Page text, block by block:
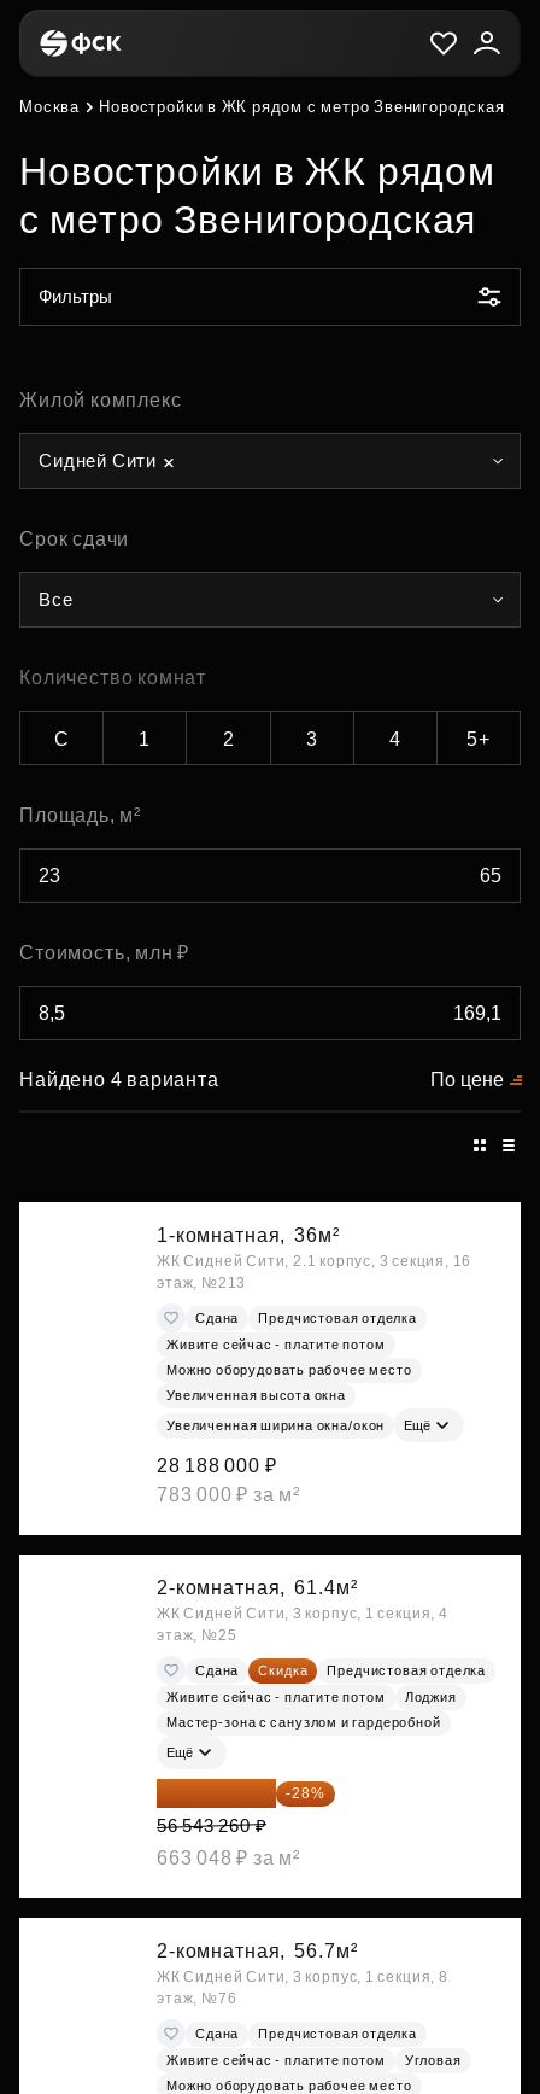
Москва Новостройки в ЖК рядом с метро Звенигородская
Новостройки в ЖК рядом
с метро Звенигородская
Фильтры
Жилой комплекс
Сидней Сити
Срок сдачи
Все
Количество комнат
С 1 2 3 4 5+
Площадь, м²
Стоимость, млн ₽
Найдено 4 варианта По цене
1-комнатная, 36м²
ЖК Сидней Сити, 2.1 корпус, 3 секция, 16
этаж, №213
Сдана
Предчистовая отделка
Живите сейчас - платите потом
Можно оборудовать рабочее место
Увеличенная высота окна
Увеличенная ширина окна/окон Ещё
28 188 000 ₽
783 000 ₽ за м²
2-комнатная, 61.4м²
ЖК Сидней Сити, 3 корпус, 1 секция, 4
этаж, №25
Сдана Скидка
Предчистовая отделка
Живите сейчас - платите потом
Лоджия
Мастер-зона с санузлом и гардеробной
Ещё
40 711 147 ₽ -28%
56 543 260 ₽
663 048 ₽ за м²
2-комнатная, 56.7м²
ЖК Сидней Сити, 3 корпус, 1 секция, 8
этаж, №76
Сдана
Предчистовая отделка
Живите сейчас - платите потом
Угловая
Можно оборудовать рабочее место